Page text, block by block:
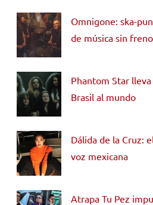
Omnigone: ska-
de música sin
Phantom Star
Brasil al mundo
Dálida de la Cruz:
voz mexicana
Atrapa Tu Pez